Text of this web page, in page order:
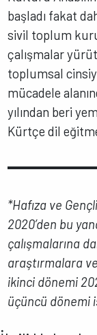
başladı fakat
sivil toplum
çalışmalar
toplumsal
mücadele
yılından beri
Kürtçe dil
*Hafıza ve
2020’den bu
çalışmalarına
araştırmalara
ikinci dönemi
üçüncü dönemi